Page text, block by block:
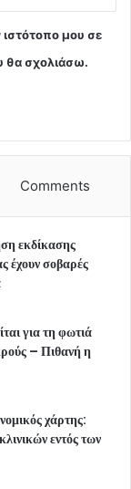
μου σε
θα σχολιάσω.
Comments
εκδίκασης
έχουν σοβαρές
για τη φωτιά
– Πιθανή η
χάρτης:
εντός των